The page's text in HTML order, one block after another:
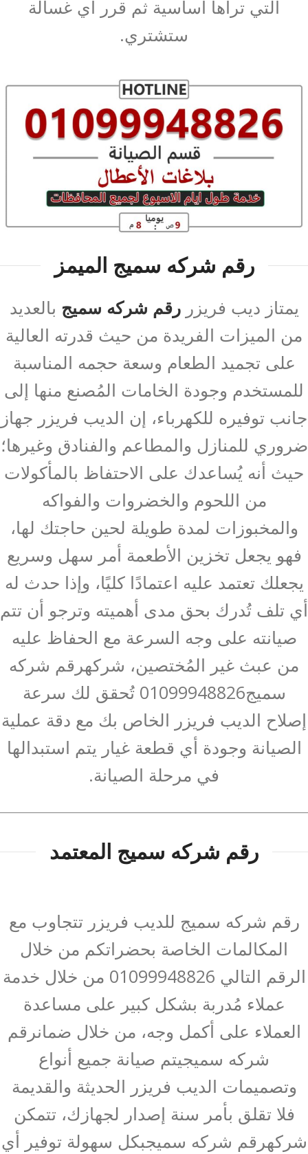
التي تراها أساسية ثم قرر أي غسالة
ستشتري.
رقم شركه سميج الميمز
يمتاز ديب فريزررقم شركه سميج بالعديد
من الميزات الفريدة من حيث قدرته العالية
على تجميد الطعام وسعة حجمه المناسبة
للمستخدم وجودة الخامات المُصنع منها إلى
جانب توفيره للكهرباء، إن الديب فريزر جهاز
ضروري للمنازل والمطاعم والفنادق وغيرها؛
حيث أنه يُساعدك على الاحتفاظ بالمأكولات
من اللحوم والخضروات والفواكه
والمخبوزات لمدة طويلة لحين حاجتك لها،
فهو يجعل تخزين الأطعمة أمر سهل وسريع
يجعلك تعتمد عليه اعتمادًا كليًا، وإذا حدث له
أي تلف تُدرك بحق مدى أهميته وترجو أن تتم
صيانته على وجه السرعة مع الحفاظ عليه
من عبث غير المُختصين، شركهرقم شركه
سميج01099948826 تُحقق لك سرعة
إصلاح الديب فريزر الخاص بك مع دقة عملية
الصيانة وجودة أي قطعة غيار يتم استبدالها
في مرحلة الصيانة.
رقم شركه سميج المعتمد
رقم شركه سميج للديب فريزر تتجاوب مع
المكالمات الخاصة بحضراتكم من خلال
الرقم التالي 01099948826 من خلال خدمة
عملاء مُدربة بشكل كبير على مساعدة
العملاء على أكمل وجه، من خلال ضمانرقم
شركه سميجيتم صيانة جميع أنواع
وتصميمات الديب فريزر الحديثة والقديمة
فلا تقلق بأمر سنة إصدار لجهازك، تتمكن
شركهرقم شركه سميجبكل سهولة توفير أي